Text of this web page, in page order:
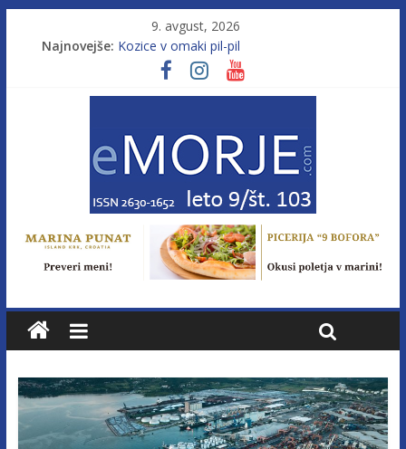
9. avgust, 2026
Najnovejše: Kozice v omaki pil-pil
Leto 9, št. 103; Licenca brez morja
Od morja do gorja 11